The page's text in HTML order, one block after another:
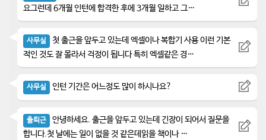
요그런데 6개월 인턴에 합격한 후에 3개월 일하고 그…
사무실
첫 출근을 앞두고 있는데 엑셀이나 복합기 사용 이런 기본
적인 것도 잘 몰라서 걱정이 됩니다 특히 엑셀같은 경…
사무실 인턴 기간은 어느정도 많이 하시나요?
출퇴근
안녕하세요. 출근을 앞두고 있는데 긴장이 되어서 질문을
합니다.첫 날에는 일이 없을 것 같은데읽을 책이나 …